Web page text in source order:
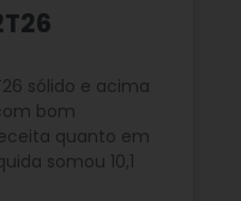
sólido e acima
bom
quanto em
somou 10,1